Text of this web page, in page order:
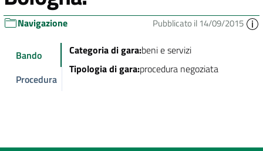
Navigazione Pubblicato il 14/09/2015
Bando
Procedura
Categoria di gara:beni e servizi
Tipologia di gara:procedura negoziata